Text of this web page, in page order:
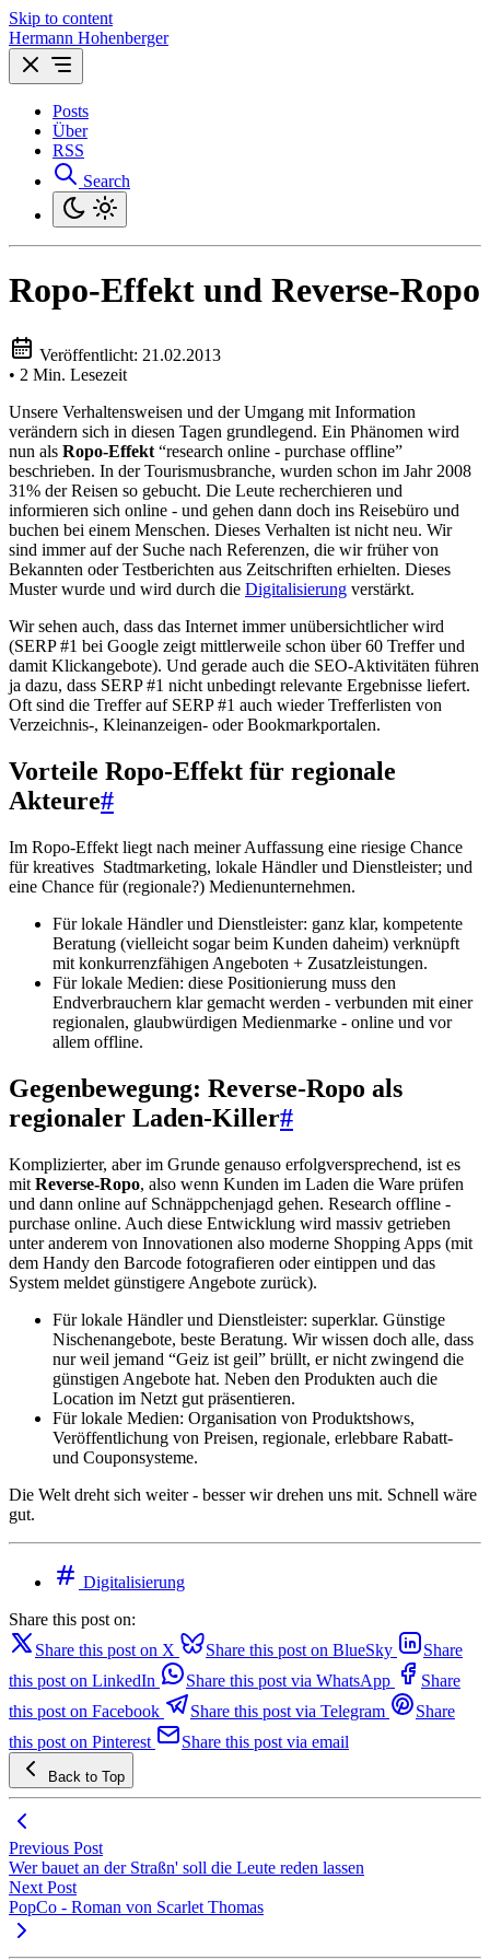
Skip to content
Hermann Hohenberger
Posts
Über
RSS
Search
Ropo-Effekt und Reverse-Ropo
Veröffentlicht: 21.02.2013
• 2 Min. Lesezeit
Unsere Verhaltensweisen und der Umgang mit Information
verändern sich in diesen Tagen grundlegend. Ein Phänomen wird
nun als Ropo-Effekt “research online - purchase offline”
beschrieben. In der Tourismusbranche, wurden schon im Jahr 2008
31% der Reisen so gebucht. Die Leute recherchieren und
informieren sich online - und gehen dann doch ins Reisebüro und
buchen bei einem Menschen. Dieses Verhalten ist nicht neu. Wir
sind immer auf der Suche nach Referenzen, die wir früher von
Bekannten oder Testberichten aus Zeitschriften erhielten. Dieses
Muster wurde und wird durch die Digitalisierung verstärkt.
Wir sehen auch, dass das Internet immer unübersichtlicher wird
(SERP #1 bei Google zeigt mittlerweile schon über 60 Treffer und
damit Klickangebote). Und gerade auch die SEO-Aktivitäten führen
ja dazu, dass SERP #1 nicht unbedingt relevante Ergebnisse liefert.
Oft sind die Treffer auf SERP #1 auch wieder Trefferlisten von
Verzeichnis-, Kleinanzeigen- oder Bookmarkportalen.
Vorteile Ropo-Effekt für regionale
Akteure#
Im Ropo-Effekt liegt nach meiner Auffassung eine riesige Chance
für kreatives Stadtmarketing, lokale Händler und Dienstleister; und
eine Chance für (regionale?) Medienunternehmen.
Für lokale Händler und Dienstleister: ganz klar, kompetente
Beratung (vielleicht sogar beim Kunden daheim) verknüpft
mit konkurrenzfähigen Angeboten + Zusatzleistungen.
Für lokale Medien: diese Positionierung muss den
Endverbrauchern klar gemacht werden - verbunden mit einer
regionalen, glaubwürdigen Medienmarke - online und vor
allem offline.
Gegenbewegung: Reverse-Ropo als
regionaler Laden-Killer#
Komplizierter, aber im Grunde genauso erfolgversprechend, ist es
mit Reverse-Ropo, also wenn Kunden im Laden die Ware prüfen
und dann online auf Schnäppchenjagd gehen. Research offline -
purchase online. Auch diese Entwicklung wird massiv getrieben
unter anderem von Innovationen also moderne Shopping Apps (mit
dem Handy den Barcode fotografieren oder eintippen und das
System meldet günstigere Angebote zurück).
Für lokale Händler und Dienstleister: superklar. Günstige
Nischenangebote, beste Beratung. Wir wissen doch alle, dass
nur weil jemand “Geiz ist geil” brüllt, er nicht zwingend die
günstigen Angebote hat. Neben den Produkten auch die
Location im Netzt gut präsentieren.
Für lokale Medien: Organisation von Produktshows,
Veröffentlichung von Preisen, regionale, erlebbare Rabatt-
und Couponsysteme.
Die Welt dreht sich weiter - besser wir drehen uns mit. Schnell wäre
gut.
Digitalisierung
Share this post on:
Share this post on X
Share this post on BlueSky
Share
this post on LinkedIn
Share this post via WhatsApp
Share
this post on Facebook
Share this post via Telegram
Share
this post on Pinterest
Share this post via email
Back to Top
Previous Post
Wer bauet an der Straßn' soll die Leute reden lassen
Next Post
PopCo - Roman von Scarlet Thomas